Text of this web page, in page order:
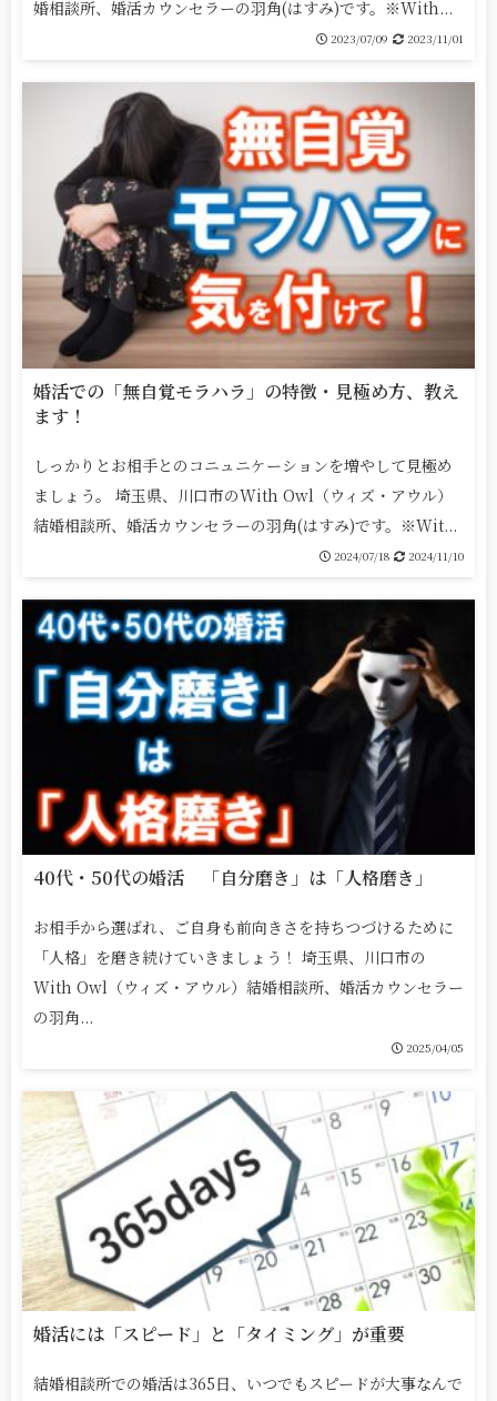
婚相談所、婚活カウンセラーの羽角(はすみ)です。※With...
2023/07/09 2023/11/01
婚活での「無自覚モラハラ」の特徴・見極め方、教え
ます！
しっかりとお相手とのコニュニケーションを増やして見極め
ましょう。 埼玉県、川口市のWith Owl（ウィズ・アウル）
結婚相談所、婚活カウンセラーの羽角(はすみ)です。※Wit...
2024/07/18 2024/11/10
40代・50代の婚活 「自分磨き」は「人格磨き」
お相手から選ばれ、ご自身も前向きさを持ちつづけるために
「人格」を磨き続けていきましょう！ 埼玉県、川口市の
With Owl（ウィズ・アウル）結婚相談所、婚活カウンセラー
の羽角...
2025/04/05
婚活には「スピード」と「タイミング」が重要
結婚相談所での婚活は365日、いつでもスピードが大事なんで